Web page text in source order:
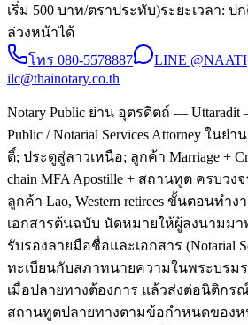
เริ่ม 500 บาท/ตราประทับ)ระยะเวลา: ปก
ล่วงหน้าได้
โทร 080-5578887 LINE @NAATI
ilc@thainotary.co.th
Notary Public ย่าน อุตรดิตถ์ —
Public / Notarial Services Attorney ใน
ติ์; ประตูสู่ลาวเหนือ; ลูกค้า Marriage +
chain MFA Apostille + สถานทูต ครบวง
ลูกค้า Lao, Western retirees ขั้นตอนทำ
เอกสารต้นฉบับ นัดหมายให้ผู้ลงนามม
รับรองลายมือชื่อและเอกสาร (Notarial
ทะเบียนกับสภาทนายความในพระบรม
เมื่อปลายทางต้องการ แล้วส่งต่อนิติกร
สถานทูตปลายทางตามข้อกำหนดของห